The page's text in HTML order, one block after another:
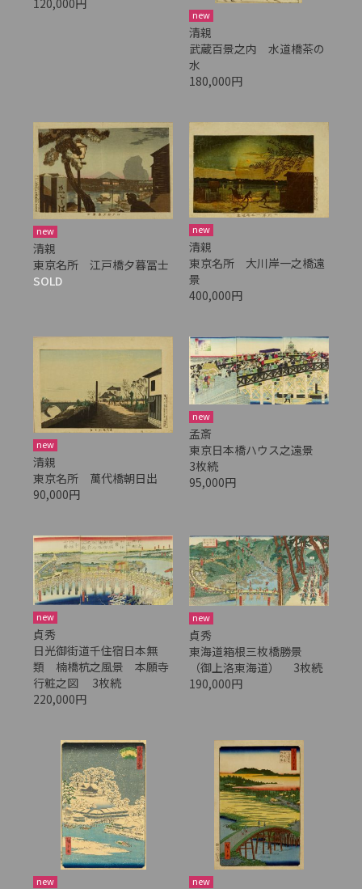
120,000円
new
清親
武蔵百景之内 水道橋茶の
水
180,000円
new
清親
東京名所 江戸橋夕暮冨士
SOLD
new
清親
東京名所 大川岸一之橋遠
景
400,000円
new
清親
東京名所 萬代橋朝日出
90,000円
new
孟斎
東京日本橋ハウス之遠景
3枚続
95,000円
new
貞秀
日光御街道千住宿日本無
類 楠橋杭之風景 本願寺
行粧之図 3枚続
220,000円
new
貞秀
東海道箱根三枚橋勝景
（御上洛東海道） 3枚続
190,000円
new new